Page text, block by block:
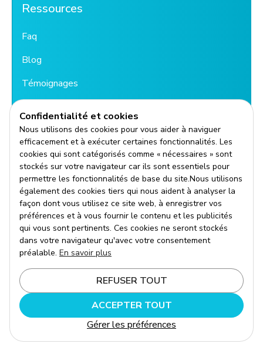
Ressources
Faq
Blog
Témoignages
Politique de confidentialité
Contact
Contact
Réserver un rendez-vous
© 2025 Safexpat. Accompagnement global en
Cookie
Confidentialité et cookies
Nous utilisons des cookies pour vous aider à naviguer
efficacement et à exécuter certaines fonctionnalités. Les
cookies qui sont catégorisés comme « nécessaires » sont
stockés sur votre navigateur car ils sont essentiels pour
permettre les fonctionnalités de base du site.Nous utilisons
également des cookies tiers qui nous aident à analyser la
façon dont vous utilisez ce site web, à enregistrer vos
préférences et à vous fournir le contenu et les publicités
qui vous sont pertinents. Ces cookies ne seront stockés
dans votre navigateur qu'avec votre consentement
préalable. En savoir plus
REFUSER TOUT
ACCEPTER TOUT
Gérer les préférences